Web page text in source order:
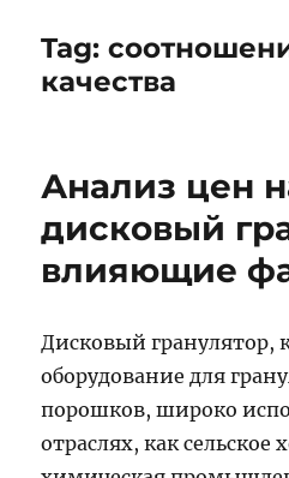
Tag:
качества
Анализ цен
дисковый
влияющие
Дисковый гранулятор,
оборудование для
порошков, широко
отраслях, как сельское